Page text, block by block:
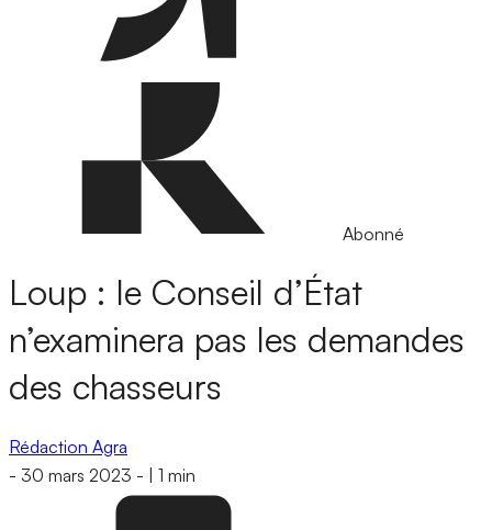
Abonné
Loup : le Conseil d’État
n’examinera pas les demandes
des chasseurs
Rédaction Agra
- 30 mars 2023 - 1 min